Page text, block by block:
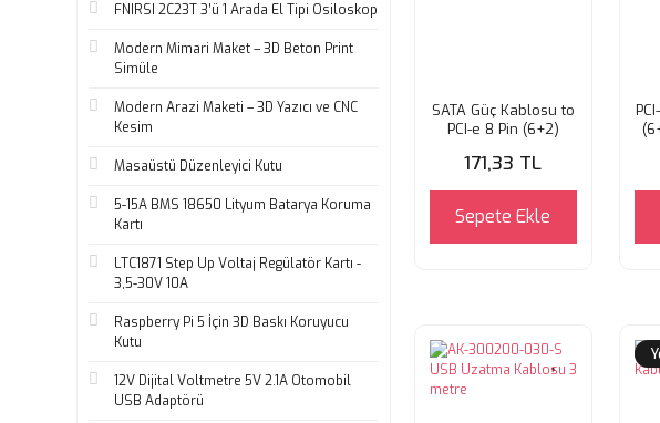
FNIRSI 2C23T 3’ü 1 Arada El Tipi Osiloskop
Modern Mimari Maket – 3D Beton Print
Simüle
Modern Arazi Maketi – 3D Yazıcı ve CNC
Kesim
Masaüstü Düzenleyici Kutu
5-15A BMS 18650 Lityum Batarya Koruma
Kartı
LTC1871 Step Up Voltaj Regülatör Kartı -
3,5-30V 10A
Raspberry Pi 5 İçin 3D Baskı Koruyucu
Kutu
12V Dijital Voltmetre 5V 2.1A Otomobil
USB Adaptörü
SATA Güç Kablosu to
PCI-e 8 Pin (6+2)
Kablosu
171,33 TL
Sepete Ekle